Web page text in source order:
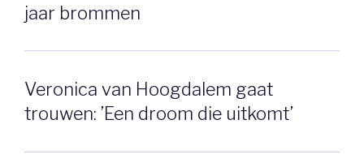
jaar brommen
Veronica van Hoogdalem gaat
trouwen: ’Een droom die uitkomt’